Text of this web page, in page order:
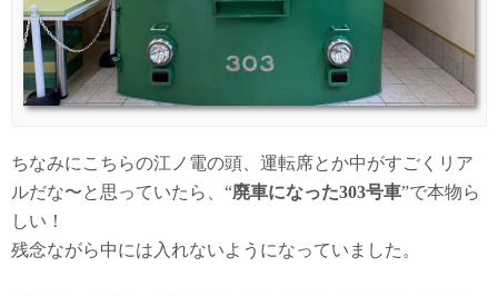
ちなみにこちらの江ノ電の頭、運転席とか中がすごくリア
ルだな〜と思っていたら、“廃車になった303号車”で本物ら
しい！
残念ながら中には入れないようになっていました。